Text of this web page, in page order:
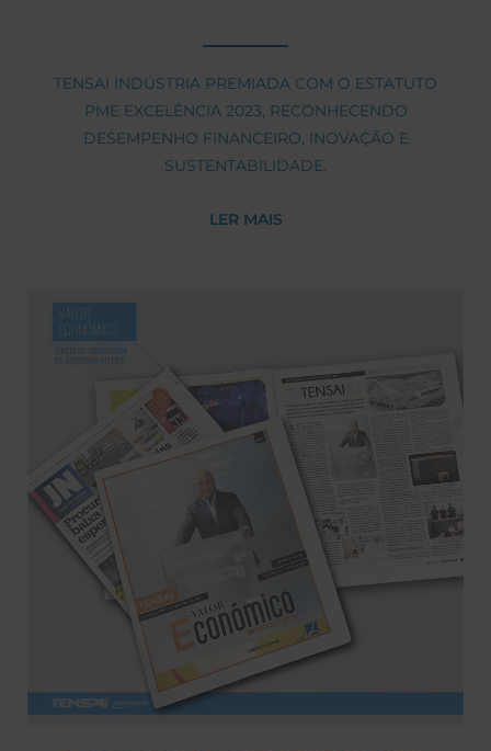
TENSAI INDÚSTRIA PREMIADA COM O ESTATUTO
PME EXCELÊNCIA 2023, RECONHECENDO
DESEMPENHO FINANCEIRO, INOVAÇÃO E
SUSTENTABILIDADE.
LER MAIS